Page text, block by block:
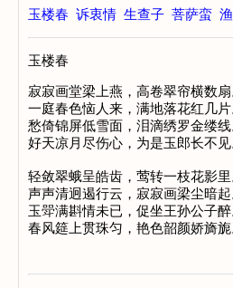
玉楼春 诉衷情 生查子 菩萨蛮
玉楼春
寂寂画堂梁上燕，高卷翠帘横数扇
一庭春色恼人来，满地落花红几片
愁倚锦屏低雪面，泪滴绣罗金缕线
好天凉月尽伤心，为是玉郎长不见
轻敛翠蛾呈皓齿，莺转一枝花影里
声声清迥遏行云，寂寂画梁尘暗起
玉斝满斟情未已，促坐王孙公子醉